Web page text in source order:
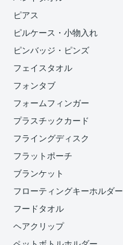
ピアス
ピルケース・小物入れ
ピンバッジ・ピンズ
フェイスタオル
フォンタブ
フォームフィンガー
プラスチックカード
フライングディスク
フラットポーチ
ブランケット
フローティングキーホルダー
フードタオル
ヘアクリップ